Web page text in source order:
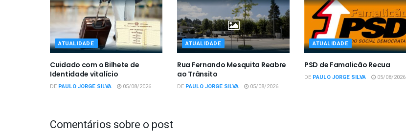
ATUALIDADE
Cuidado com o Bilhete de
Identidade vitalício
DE PAULO JORGE SILVA 05/08/2026
ATUALIDADE
Rua Fernando Mesquita Reabre
ao Trânsito
DE PAULO JORGE SILVA 05/08/2026
ATUALIDADE
PSD de Famalicão Recua
DE PAULO JORGE SILVA 05/08/2026
Comentários sobre o post